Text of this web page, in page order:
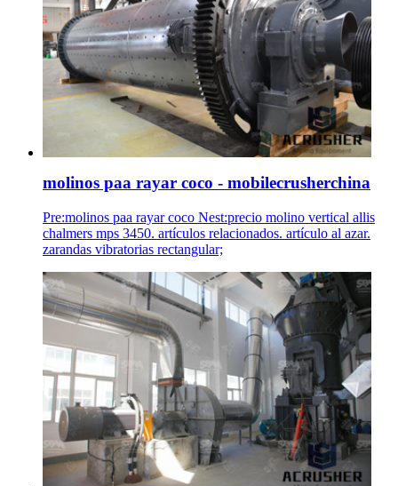
molinos paa rayar coco - mobilecrusherchina
Pre:molinos paa rayar coco Nest:precio molino vertical allis
chalmers mps 3450. artículos relacionados. artículo al azar.
zarandas vibratorias rectangular;